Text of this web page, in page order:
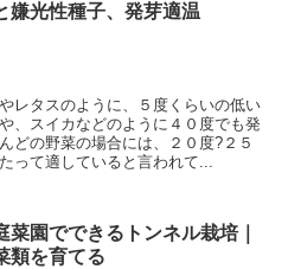
嫌光性種子、発芽適温
レタスのように、５度くらいの低い
、スイカなどのように４０度でも発
どの野菜の場合には、２０度?２５
って適していると言われて...
菜園でできるトンネル栽培｜
類を育てる